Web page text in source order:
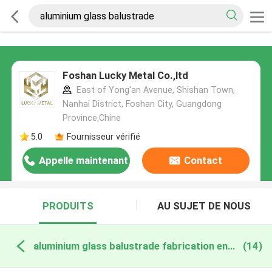
Foshan Lucky Metal Co.,ltd
East of Yong'an Avenue, Shishan Town,
Nanhai District, Foshan City, Guangdong
Province,Chine
5.0
Fournisseur vérifié
Appelle maintenant Contact
PRODUITS AU SUJET DE NOUS
aluminium glass balustrade fabrication en ligne (14)